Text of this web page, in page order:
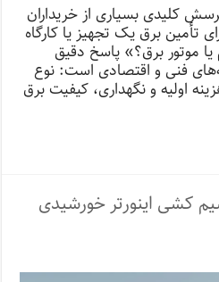
کلیدی بسیاری از خریداران
تأمین برق یک تجهیز یا کارگاه
یا موتور برق؟» پاسخ‌ دقیق
فنی و اقتصادی است: نوع
اولیه و نگهداری، کیفیت برق
کشی اینورتر خورشیدی